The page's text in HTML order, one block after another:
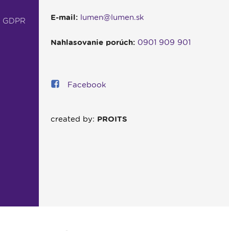
E-mail: lumen@lumen.sk
Nahlasovanie porúch: 0901 909 901
Facebook
created by: PROITS